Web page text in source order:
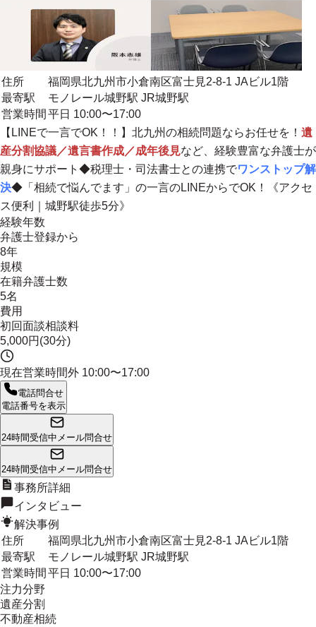
住所
福岡県北九州市小倉南区富士見2-8-1 JAビル1階
最寄駅
モノレール城野駅 JR城野駅
営業時間 平日 10:00〜17:00
【LINEで一言でOK！！】北九州の相続問題ならお任せを！ 遺
産分割協議／遺言書作成／成年後見など、経験豊富な弁護士が
親身にサポート◆税理士・司法書士との連携でワンストップ解
決◆ 「相続で悩んでます」の一言のLINEからでOK！
《アクセ
ス便利｜城野駅徒歩5分》
経験年数
弁護士登録から
8年
規模
在籍弁護士数
5名
費用
初回面談相談料
5,000円(30分)
現在営業時間外 10:00〜17:00
電話問合せ
電話番号を表示
24時間受信中 メール問合せ
24時間受信中 メール問合せ
事務所詳細
インタビュー
解決事例
住所
福岡県北九州市小倉南区富士見2-8-1 JAビル1階
最寄駅
モノレール城野駅 JR城野駅
営業時間 平日 10:00〜17:00
注力分野
遺産分割
不動産相続